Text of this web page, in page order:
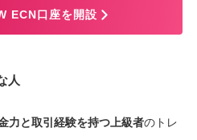
ECN口座を開設
人
力と取引経験を持つ上級者のトレ